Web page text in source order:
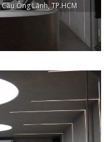
Ông Lãnh, TP.HCM